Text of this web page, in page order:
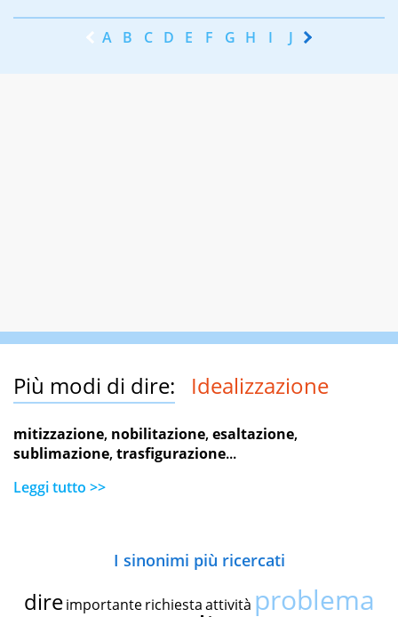
A B C D E F G H I J K
Più modi di dire: Idealizzazione
mitizzazione, nobilitazione,esaltazione,
sublimazione,trasfigurazione...
Leggi tutto >>
I sinonimi più ricercati
dire importante richiestaattività problema